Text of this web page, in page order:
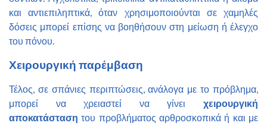
και αντιεπιληπτικά, όταν χρησιμοποιούνται σε χαμηλές
δόσεις μπορεί επίσης να βοηθήσουν στη μείωση ή έλεγχο
του πόνου.
Χειρουργική παρέμβαση
Τέλος, σε σπάνιες περιπτώσεις, ανάλογα με το πρόβλημα,
μπορεί να χρειαστεί να γίνει χειρουργική
αποκατάσταση του προβλήματος αρθροσκοπικά ή και με